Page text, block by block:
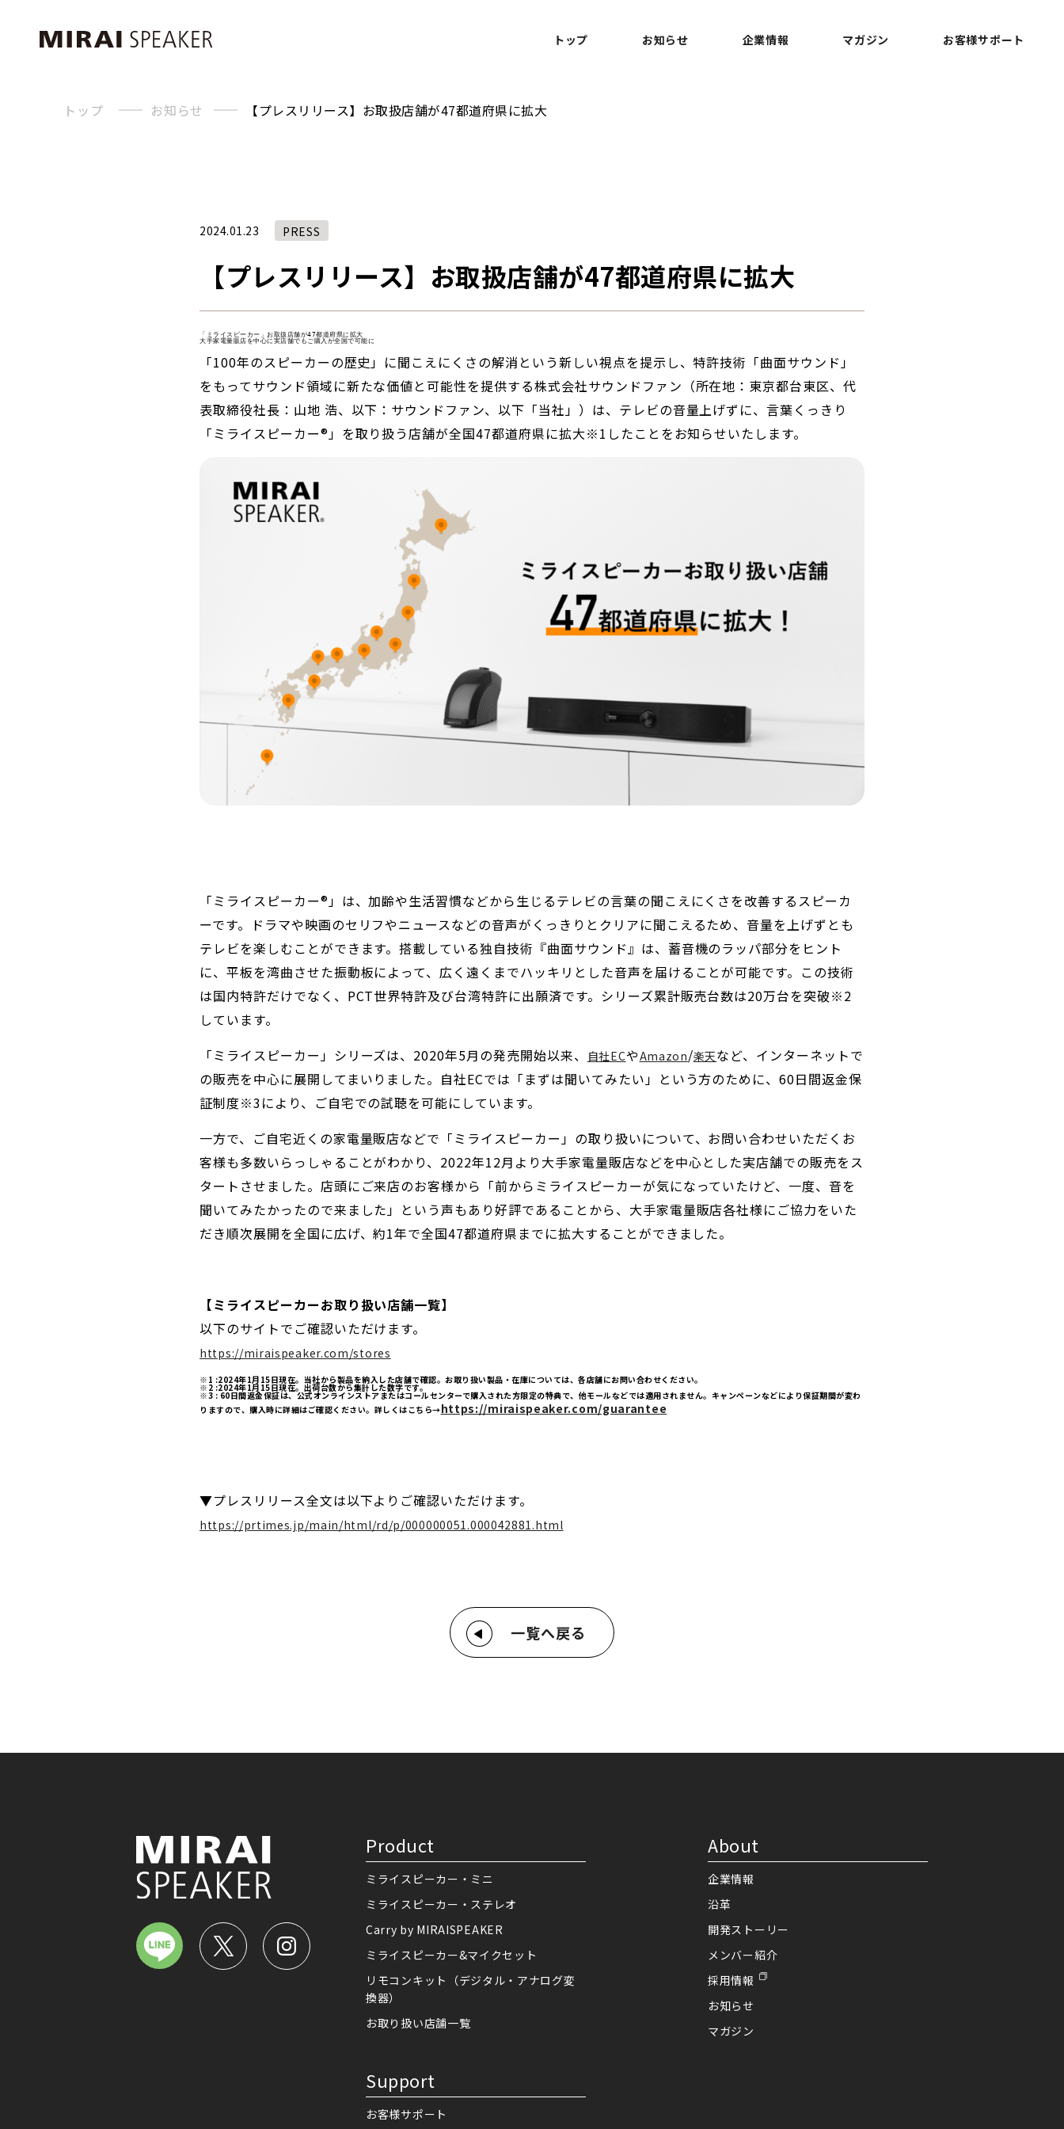
トップ お知らせ 企業情報 マガジン お客様サポート
トップ お知らせ 【プレスリリース】お取扱店舗が47都道府県に拡大
2024.01.23 PRESS
【プレスリリース】お取扱店舗が47都道府県に拡大
「ミライスピーカー」お取扱店舗が47都道府県に拡大
大手家電量販店を中心に実店舗でもご購入が全国で可能に
「100年のスピーカーの歴史」に聞こえにくさの解消という新しい視点を提示し、特許技術「曲面サウンド」
をもってサウンド領域に新たな価値と可能性を提供する株式会社サウンドファン（所在地：東京都台東区、代
表取締役社長：山地 浩、以下：サウンドファン、以下「当社」）は、テレビの音量上げずに、言葉くっきり
「ミライスピーカー®」を取り扱う店舗が全国47都道府県に拡大※1したことをお知らせいたします。
「ミライスピーカー®」は、加齢や生活習慣などから生じるテレビの言葉の聞こえにくさを改善するスピーカ
ーです。ドラマや映画のセリフやニュースなどの音声がくっきりとクリアに聞こえるため、音量を上げずとも
テレビを楽しむことができます。搭載している独自技術『曲面サウンド』は、蓄音機のラッパ部分をヒント
に、平板を湾曲させた振動板によって、広く遠くまでハッキリとした音声を届けることが可能です。この技術
は国内特許だけでなく、PCT世界特許及び台湾特許に出願済です。シリーズ累計販売台数は20万台を突破※2
しています。
「ミライスピーカー」シリーズは、2020年5月の発売開始以来、
自社ECやAmazon/楽天など、インターネットで
の販売を中心に展開してまいりました。自社ECでは「まずは聞いてみたい」という方のために、60日間返金保
証制度※3により、ご自宅での試聴を可能にしています。
一方で、ご自宅近くの家電量販店などで「ミライスピーカー」の取り扱いについて、お問い合わせいただくお
客様も多数いらっしゃることがわかり、2022年12月より大手家電量販店などを中心とした実店舗での販売をス
タートさせました。店頭にご来店のお客様から「前からミライスピーカーが気になっていたけど、一度、音を
聞いてみたかったので来ました」という声もあり好評であることから、大手家電量販店各社様にご協力をいた
だき順次展開を全国に広げ、約1年で全国47都道府県までに拡大することができました。
【ミライスピーカーお取り扱い店舗一覧】
以下のサイトでご確認いただけます。
https://miraispeaker.com/stores
※1 :2024年1月15日現在。当社から製品を納入した店舗で確認。お取り扱い製品・在庫については、各店舗にお問い合わせください。
※2 :2024年1月15日現在。出荷台数から集計した数字です。
※3 : 60日間返金保証は、公式オンラインストアまたはコールセンターで購入された方限定の特典で、他モールなどでは適用されません。キャンペーンなどにより保証期間が変わ
りますので、購入時に詳細はご確認ください。詳しくはこちら→https://miraispeaker.com/guarantee
▼プレスリリース全文は以下よりご確認いただけます。
https://prtimes.jp/main/html/rd/p/000000051.000042881.html
一覧へ戻る
Product
ミライスピーカー・ミニ
ミライスピーカー・ステレオ
Carry by MIRAISPEAKER
ミライスピーカー&マイクセット
リモコンキット（デジタル・アナログ変
換器）
お取り扱い店舗一覧
Support
お客様サポート
About
企業情報
沿革
開発ストーリー
メンバー紹介
採用情報
お知らせ
マガジン